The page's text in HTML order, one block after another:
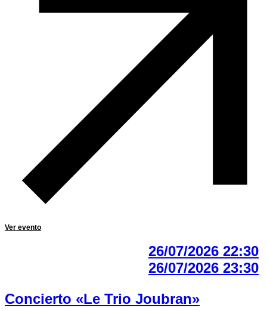
Ver evento
26/07/2026 22:30
26/07/2026 23:30
Concierto «Le Trio Joubran»